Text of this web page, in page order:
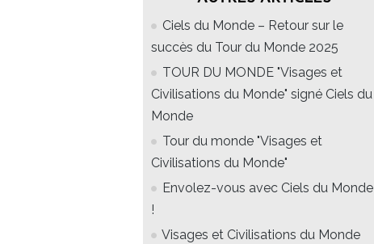
Ciels du Monde – Retour sur le
succès du Tour du Monde 2025
TOUR DU MONDE "Visages et
Civilisations du Monde" signé Ciels du
Monde
Tour du monde "Visages et
Civilisations du Monde"
Envolez-vous avec Ciels du Monde
!
Visages et Civilisations du Monde